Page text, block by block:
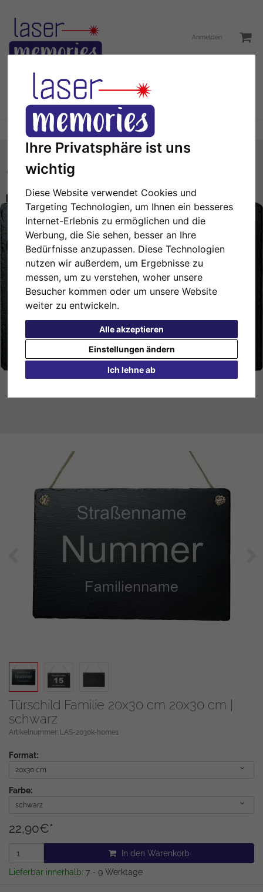
Ihre Privatsphäre ist uns
wichtig
Diese Website verwendet Cookies und
Targeting Technologien, um Ihnen ein besseres
Internet-Erlebnis zu ermöglichen und die
Werbung, die Sie sehen, besser an Ihre
Bedürfnisse anzupassen. Diese Technologien
nutzen wir außerdem, um Ergebnisse zu
messen, um zu verstehen, woher unsere
Besucher kommen oder um unsere Website
weiter zu entwickeln.
Alle akzeptieren
Ich lehne ab
Einstellungen ändern
Anmelden
Toggle
navigation
Menü
Sie sind hier: Türschild
Türschild Familie 20x30 cm 20x30 cm |
schwarz
Artikelnummer: LAS-2030k-home1
Format:
20x30 cm
Farbe:
schwarz
22,90€*
In den Warenkorb
Lieferbar innerhalb: 7 - 9 Werktage
Hier können Sie einen Text hinzufügen.
NÄCHSTE